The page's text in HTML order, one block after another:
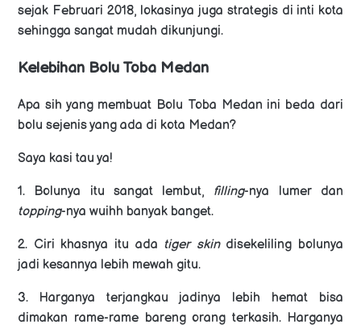
sejak Februari 2018, lokasinya juga strategis di inti kota
sehingga sangat mudah dikunjungi.
Kelebihan Bolu Toba Medan
Apa sih yang membuat Bolu Toba Medan ini beda dari
bolu sejenis yang ada di kota Medan?
Saya kasi tau ya!
1. Bolunya itu sangat lembut, filling-nya lumer dan
topping-nya wuihh banyak banget.
2. Ciri khasnya itu ada tiger skindisekeliling bolunya
jadi kesannya lebih mewah gitu.
3. Harganya terjangkau jadinya lebih hemat bisa
dimakan rame-rame bareng orang terkasih. Harganya